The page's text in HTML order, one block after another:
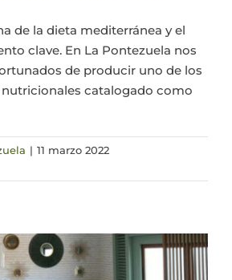
de la dieta mediterránea y el
clave. En La Pontezuela nos
de producir uno de los
catalogado como
| 11 marzo 2022